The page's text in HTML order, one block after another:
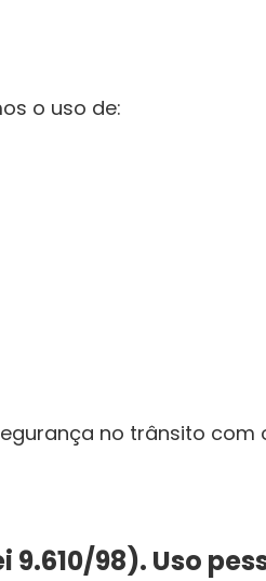
o uso de:
no trânsito com
98). Uso